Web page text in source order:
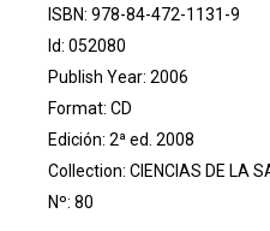
ISBN: 978-84-472-1131-9
Id: 052080
Publish Year: 2006
Format: CD
Edición: 2ª ed. 2008
Collection: CIENCIAS DE LA
Nº: 80